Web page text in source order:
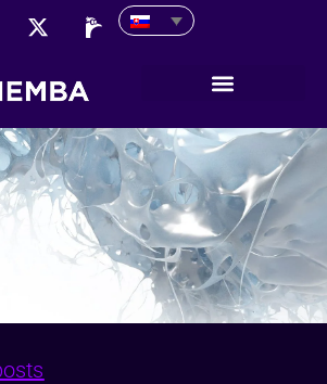
na Hacktivity